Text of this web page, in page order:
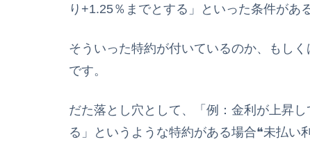
り+1.25％までとする」といった条件があ
そういった特約が付いているのか、もし
です。
だた落とし穴として、「例：金利が上昇
る」というような特約がある場合❝未払い